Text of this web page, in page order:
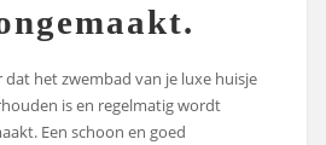
dat het zwembad van je luxe huisje
is en regelmatig wordt
Een schoon en goed